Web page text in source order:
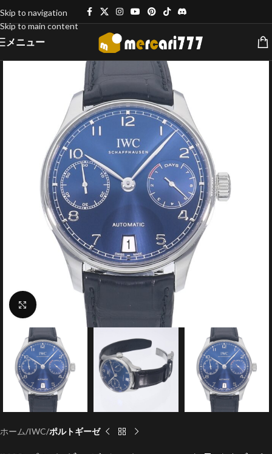
Skip to navigation
Skip to main content
メニュー
クリックで拡大
ホーム IWC ポルトギーゼ